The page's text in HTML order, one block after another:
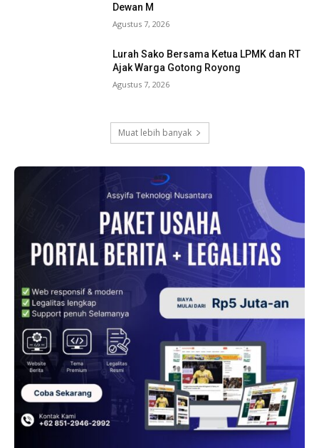
Dewan M
Agustus 7, 2026
Lurah Sako Bersama Ketua LPMK dan RT
Ajak Warga Gotong Royong
Agustus 7, 2026
Muat lebih banyak